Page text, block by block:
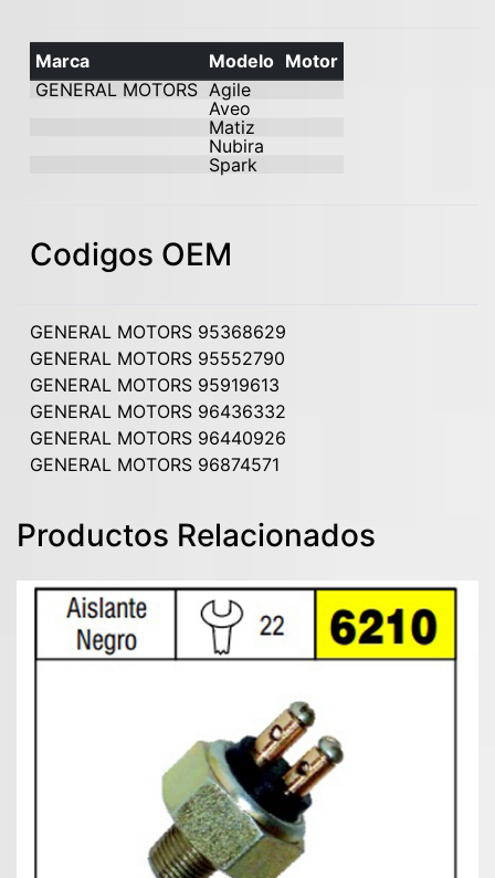
Marca Modelo Motor
GENERAL MOTORS Agile
Aveo
Matiz
Nubira
Spark
Codigos OEM
GENERAL MOTORS 95368629
GENERAL MOTORS 95552790
GENERAL MOTORS 95919613
GENERAL MOTORS 96436332
GENERAL MOTORS 96440926
GENERAL MOTORS 96874571
Productos Relacionados